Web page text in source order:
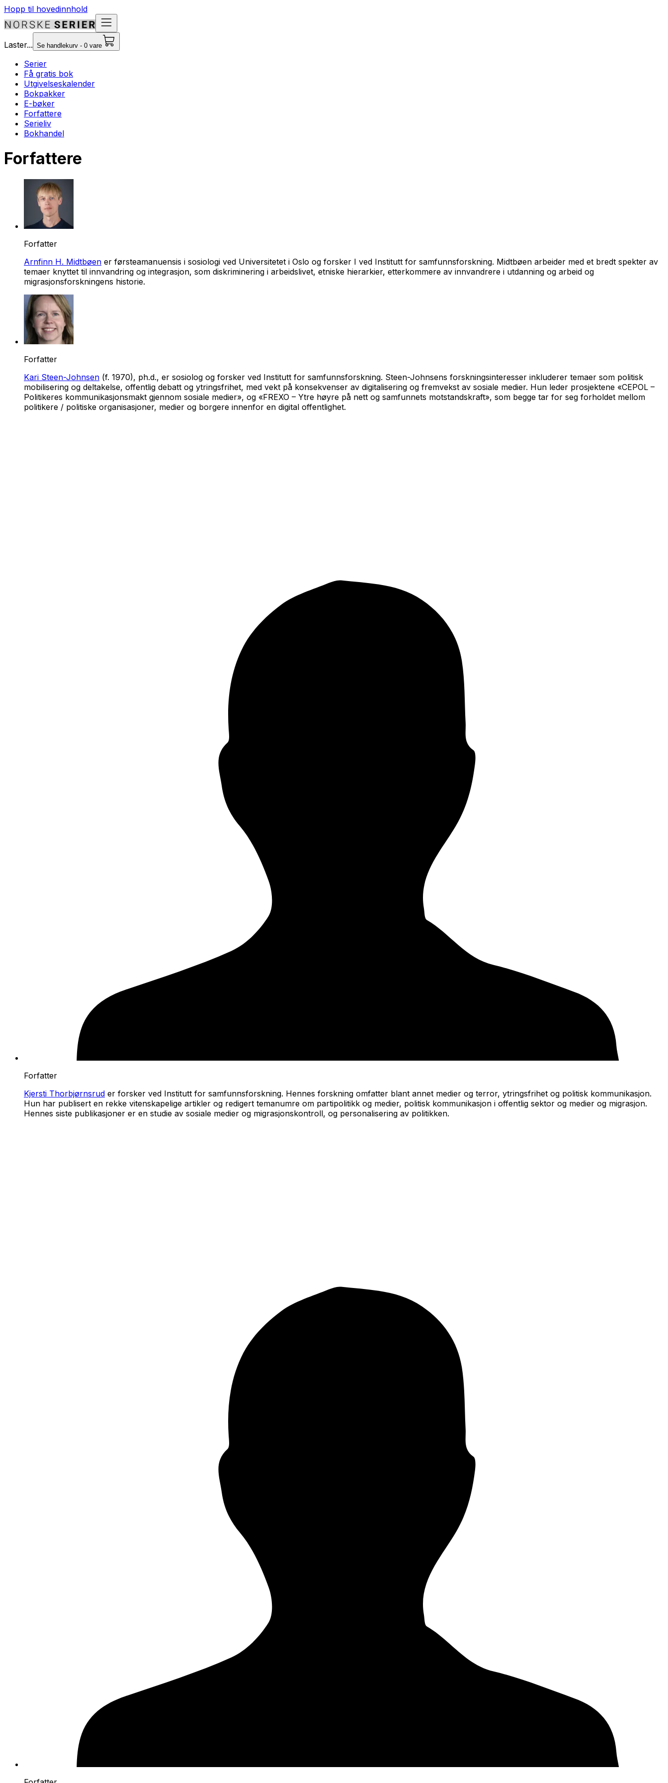
Hopp til hovedinnhold
Laster... Se handlekurv - 0 vare
Serier
Få gratis bok
Utgivelseskalender
Bokpakker
E-bøker
Forfattere
Serieliv
Bokhandel
Forfattere
Forfatter
Arnfinn H. Midtbøen er førsteamanuensis i sosiologi ved Universitetet i Oslo og forsker I ved Institutt for samfunnsforskning. Midtbøen arbeider med et bredt spekter av
temaer knyttet til innvandring og integrasjon, som diskriminering i arbeidslivet, etniske hierarkier, etterkommere av innvandrere i utdanning og arbeid og
migrasjonsforskningens historie.
Forfatter
Kari Steen-Johnsen (f. 1970), ph.d., er sosiolog og forsker ved Institutt for samfunnsforskning. Steen-Johnsens forskningsinteresser inkluderer temaer som politisk
mobilisering og deltakelse, offentlig debatt og ytringsfrihet, med vekt på konsekvenser av digitalisering og fremvekst av sosiale medier. Hun leder prosjektene «CEPOL –
Politikeres kommunikasjonsmakt gjennom sosiale medier», og «FREXO – Ytre høyre på nett og samfunnets motstandskraft», som begge tar for seg forholdet mellom
politikere / politiske organisasjoner, medier og borgere innenfor en digital offentlighet.
Forfatter
Kjersti Thorbjørnsrud er forsker ved Institutt for samfunnsforskning. Hennes forskning omfatter blant annet medier og terror, ytringsfrihet og politisk kommunikasjon.
Hun har publisert en rekke vitenskapelige artikler og redigert temanumre om partipolitikk og medier, politisk kommunikasjon i offentlig sektor og medier og migrasjon.
Hennes siste publikasjoner er en studie av sosiale medier og migrasjonskontroll, og personalisering av politikken.